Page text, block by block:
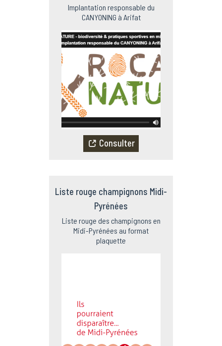
Implantation responsable du
CANYONING à Arifat
Consulter
Liste rouge champignons Midi-
Pyrénées
Liste rouge des champignons en
Midi-Pyrénées au format
plaquette